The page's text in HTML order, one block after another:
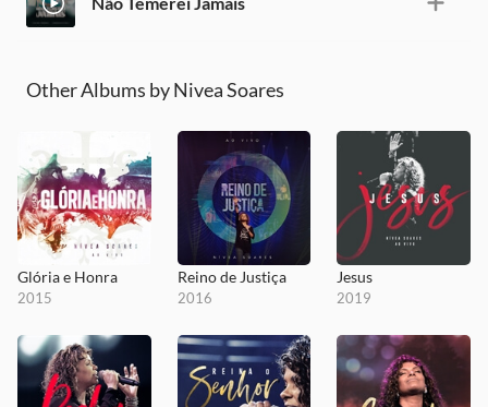
Other Albums by Nivea Soares
Glória e Honra
2015
Reino de Justiça
2016
Jesus
2019